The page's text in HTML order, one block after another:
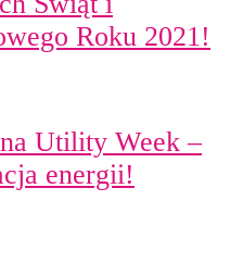
Roku 2021!
Utility Week –
energii!